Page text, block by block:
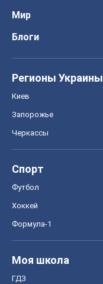
Мир
Блоги
Регионы Украины
Киев
Запорожье
Черкассы
Спорт
Футбол
Хоккей
Формула-1
Моя школа
ГДЗ